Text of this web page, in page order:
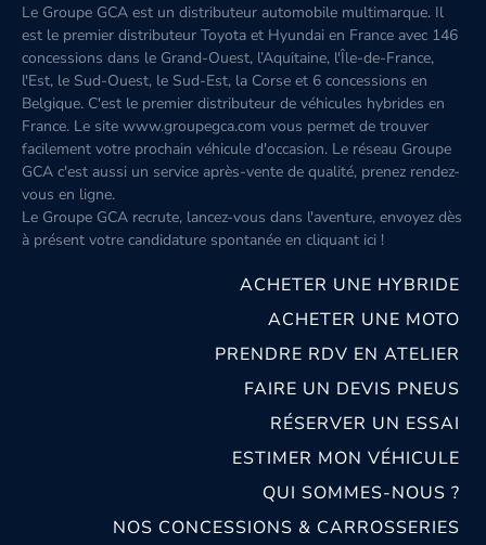
Le Groupe GCA est un distributeur automobile multimarque. Il
est le premier distributeur Toyota et Hyundai en France avec 146
concessions dans le Grand-Ouest, l’Aquitaine, l'Île-de-France,
l'Est, le Sud-Ouest, le Sud-Est, la Corse et 6 concessions en
Belgique. C'est le premier distributeur de véhicules hybrides en
France. Le site www.groupegca.com vous permet de trouver
facilement votre prochain véhicule d'occasion. Le réseau Groupe
GCA c'est aussi un service après-vente de qualité, prenez rendez-
vous en ligne.
Le Groupe GCA recrute, lancez-vous dans l'aventure, envoyez dès
à présent votre candidature spontanée en cliquant ici !
ACHETER UNE HYBRIDE
ACHETER UNE MOTO
PRENDRE RDV EN ATELIER
FAIRE UN DEVIS PNEUS
RÉSERVER UN ESSAI
ESTIMER MON VÉHICULE
QUI SOMMES-NOUS ?
NOS CONCESSIONS & CARROSSERIES